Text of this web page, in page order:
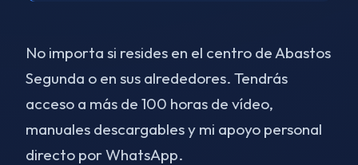
No importa si resides en el centro de Abastos
Segunda o en sus alrededores. Tendrás
acceso a más de 100 horas de vídeo,
manuales descargables y mi apoyo personal
directo por WhatsApp.